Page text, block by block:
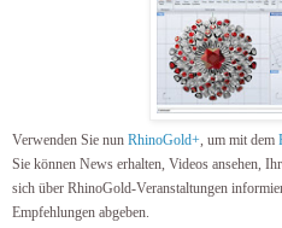
Verwenden Sie nun RhinoGold+, um mit dem
Sie können News erhalten, Videos ansehen,
sich über RhinoGold-Veranstaltungen
Empfehlungen abgeben.